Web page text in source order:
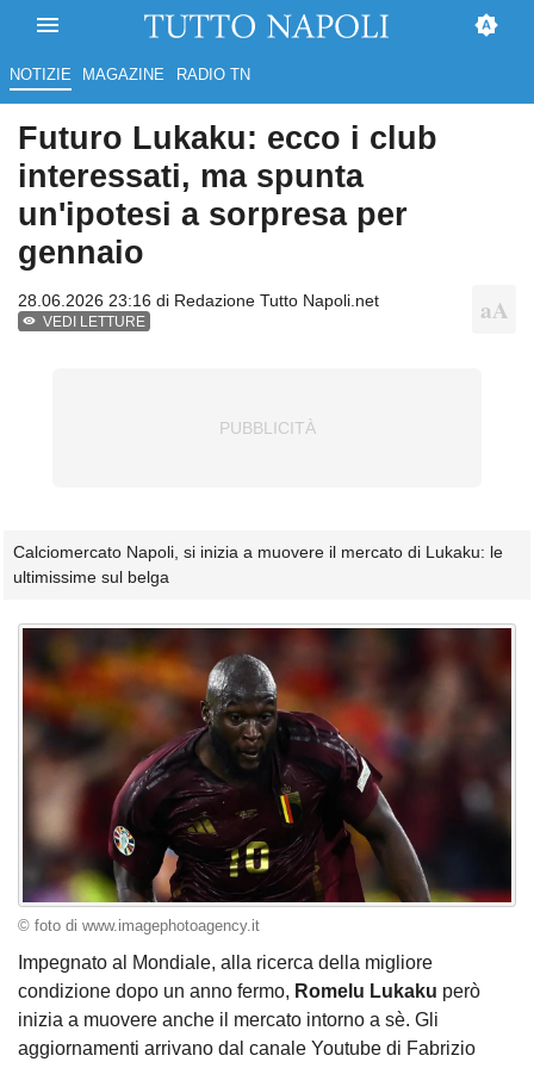
NOTIZIE MAGAZINE RADIO TN
Futuro Lukaku: ecco i club
interessati, ma spunta
un'ipotesi a sorpresa per
gennaio
28.06.2026 23:16 di Redazione Tutto Napoli.net
VEDI LETTURE
Calciomercato Napoli, si inizia a muovere il mercato di Lukaku: le
ultimissime sul belga
© foto di www.imagephotoagency.it
Impegnato al Mondiale, alla ricerca della migliore
condizione dopo un anno fermo, Romelu Lukaku però
inizia a muovere anche il mercato intorno a sè. Gli
aggiornamenti arrivano dal canale Youtube di Fabrizio